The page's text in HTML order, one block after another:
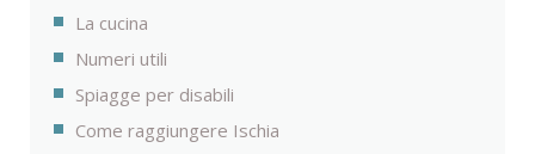
La cucina
Numeri utili
Spiagge per disabili
Come raggiungere Ischia